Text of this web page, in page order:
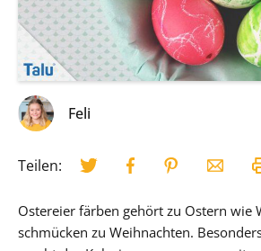
Feli
Teilen:
Ostereier färben gehört zu Ostern wie
schmücken zu Weihnachten.